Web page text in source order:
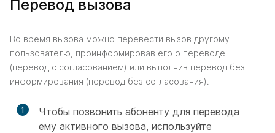
Перевод вызова
Во время вызова можно перевести вызов другому
пользователю, проинформировав его о переводе
(перевод с согласованием) или выполнив перевод без
информирования (перевод без согласования).
1
Чтобы позвонить абоненту для перевода
ему активного вызова, используйте